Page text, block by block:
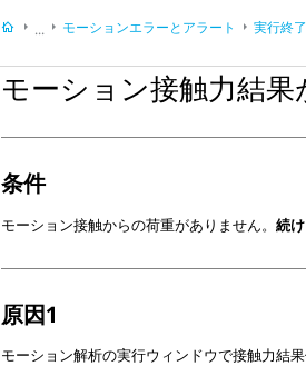
...
参照
エラーとアラート
モーションエラーとアラート 実行終
モーション接触力結
条件
モーション接触からの荷重がありません。続
原因1
モーション解析の実行ウィンドウで接触力結